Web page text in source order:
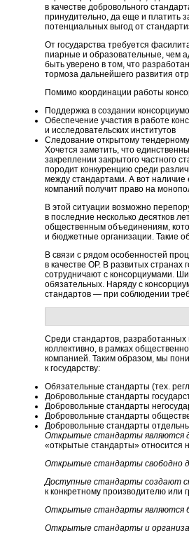
в качестве добровольного
принудительно, да еще и платить
потенциальных выгод от
От государства требуется
пиарные и образовательные, чем
быть уверено в том, что
тормоза дальнейшего развития
Помимо координации работы
Поддержка в создании
Обеспечение участия в работе
и исследовательских институтов
Следование открытому
Хочется заметить, что
закреплении закрытого частного
породит конкуренцию среди
между стандартами. А вот наличие
компаний получит право на
В этой ситуации возможно
в последние несколько десятков
общественным объединениям,
и бюджетные организации. Такие
В связи с рядом особенностей
в качестве ОР. В развитых странах
сотрудничают с консорциумами.
обязательных. Наряду с
стандартов — при соблюдении
Среди стандартов,
коллективно, в рамках
компанией. Таким образом, мы
к государству:
Обязательные стандарты (тех.
Добровольные стандарты
Добровольные стандарты
Добровольные стандарты
Добровольные стандарты
Открытые стандарты являются
«открытые стандарты» относится
Открытые стандарты свободно
Доступные стандарты создают
к конкретному производителю или
Открытые стандарты являются
Открытые стандарты и